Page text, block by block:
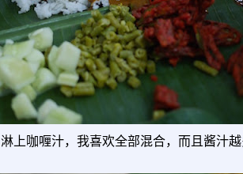
淋上咖喱汁，我喜欢全部混合，而且酱汁